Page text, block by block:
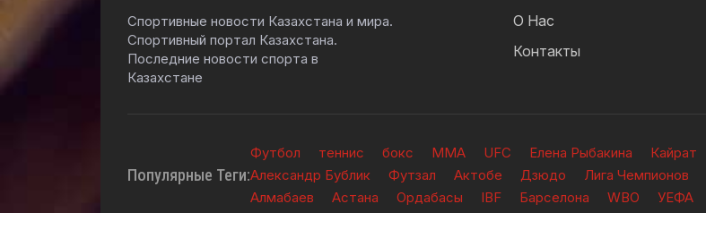
Спортивные новости Казахстана и мира.
Спортивный портал Казахстана.
Последние новости спорта в
Казахстане
О Нас
Контакты
Популярные Теги:
Футбол теннис бокс ММА UFC Елена Рыбакина Кайрат
Александр Бублик
Футзал Актобе Дзюдо Лига Чемпионов
Алмабаев
Астана Ордабасы IBF Барселона WBO УЕФА